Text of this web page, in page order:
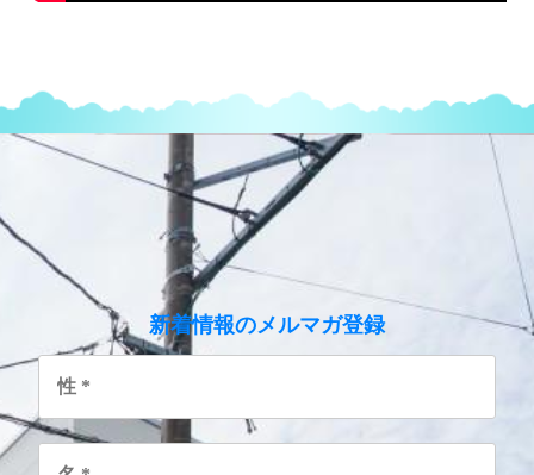
新着情報のメルマガ登録
性
名